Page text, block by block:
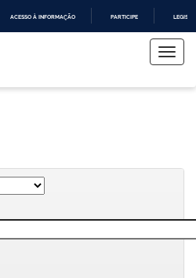
ACESSO À INFORMAÇÃO PARTICIPE